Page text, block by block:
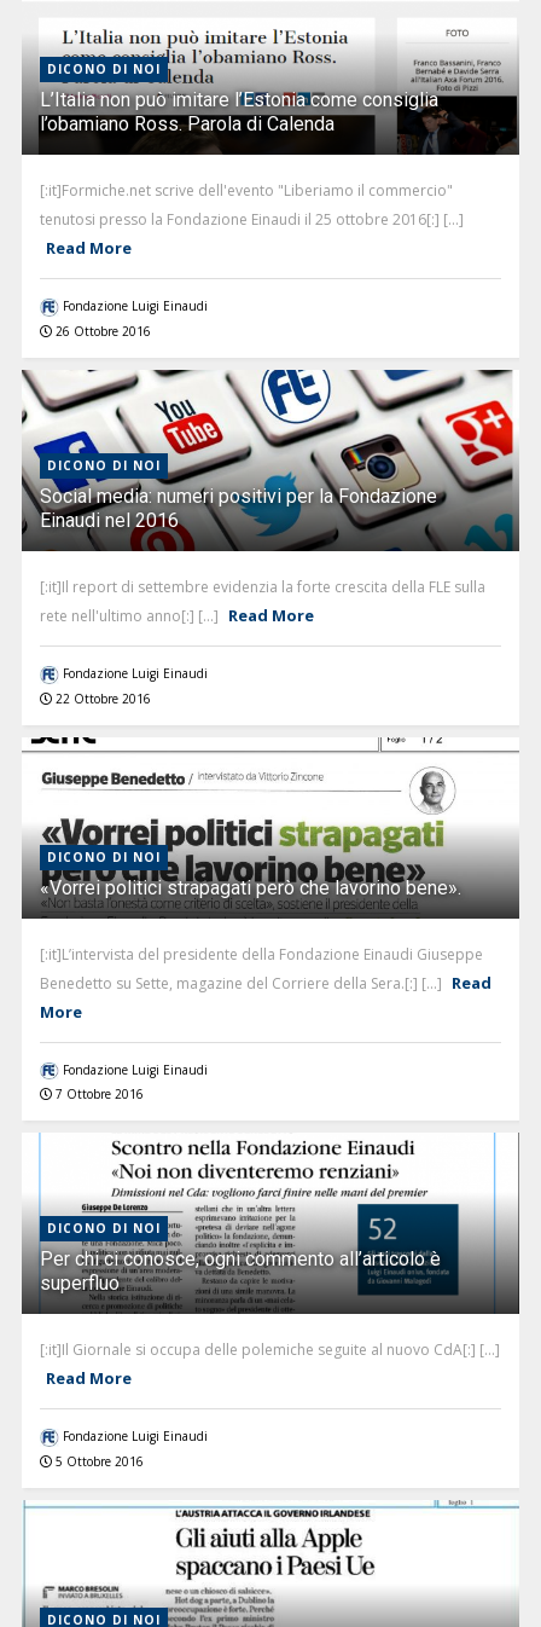
DICONO DI NOI
L’Italia non può imitare l’Estonia come consiglia
l’obamiano Ross. Parola di Calenda
[:it]Formiche.net scrive dell'evento "Liberiamo il commercio"
tenutosi presso la Fondazione Einaudi il 25 ottobre 2016[:] [...]
Read More
Fondazione Luigi Einaudi
26 Ottobre 2016
DICONO DI NOI
Social media: numeri positivi per la Fondazione
Einaudi nel 2016
[:it]Il report di settembre evidenzia la forte crescita della FLE sulla
rete nell'ultimo anno[:] [...] Read More
Fondazione Luigi Einaudi
22 Ottobre 2016
DICONO DI NOI
«Vorrei politici strapagati però che lavorino bene».
[:it]L’intervista del presidente della Fondazione Einaudi Giuseppe
Benedetto su Sette, magazine del Corriere della Sera.[:] [...] Read
More
Fondazione Luigi Einaudi
7 Ottobre 2016
DICONO DI NOI
Per chi ci conosce, ogni commento all’articolo è
superfluo
[:it]Il Giornale si occupa delle polemiche seguite al nuovo CdA[:] [...]
Read More
Fondazione Luigi Einaudi
5 Ottobre 2016
DICONO DI NOI